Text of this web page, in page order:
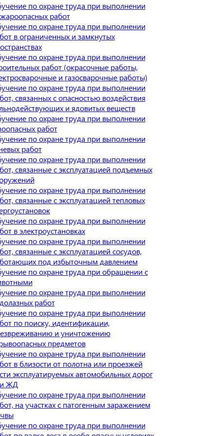
по охране труда при выполнении
работ
по охране труда при выполнении
в ограниченных и замкнутых
по охране труда при выполнении
работ (окрасочные работы,
и газосварочные работы)
по охране труда при выполнении
связанных с опасностью воздействия
и ядовитых веществ
по охране труда при выполнении
работ
по охране труда при выполнении
работ
по охране труда при выполнении
связанные с эксплуатацией подъемных
по охране труда при выполнении
связанные с эксплуатацией тепловых
по охране труда при выполнении
в электроустановках
по охране труда при выполнении
связанные с эксплуатацией сосудов,
под избыточным давлением
по охране труда при обращении с
по охране труда при выполнении
работ
по охране труда при выполнении
по поиску, идентификации,
и уничтожению
предметов
по охране труда при выполнении
в близости от полотна или проезжей
эксплуатируемых автомобильных дорог
ЖД
по охране труда при выполнении
на участках с патогенным заражением
по охране труда при выполнении